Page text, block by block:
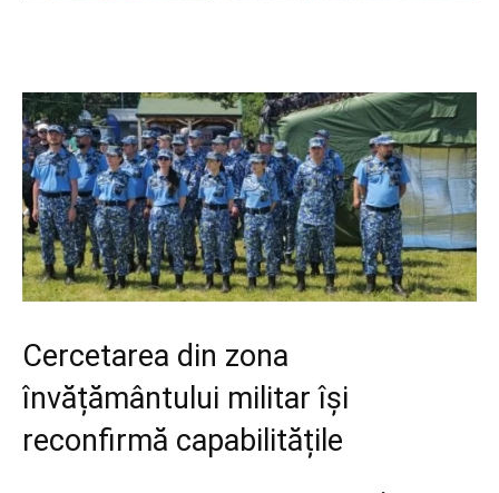
Cercetarea din zona
învățământului militar își
reconfirmă capabilitățile